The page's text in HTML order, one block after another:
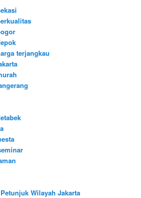
terjangkau
Wilayah Jakarta